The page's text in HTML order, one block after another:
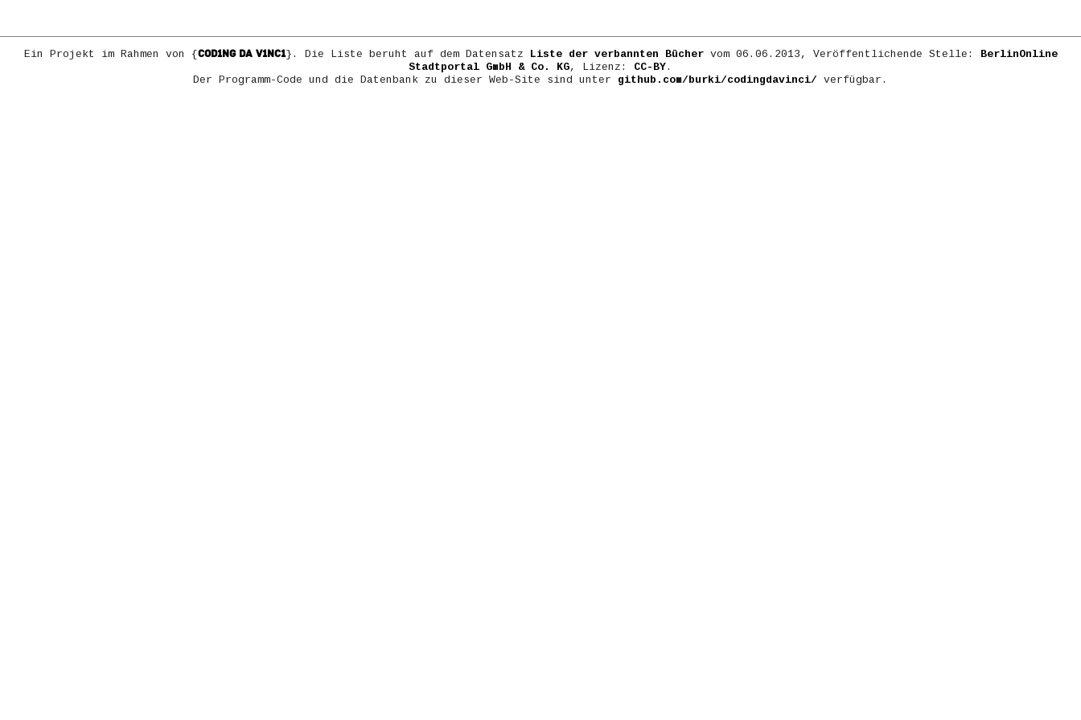
Ein Projekt im Rahmen von {COD1NG DA V1NC1}. Die Liste beruht auf dem Datensatz Liste der verbannten Büchervom 06.06.2013, Veröffentlichende Stelle: BerlinOnline
Stadtportal GmbH & Co. KG, Lizenz: CC-BY.
Der Programm-Code und die Datenbank zu dieser Web-Site sind unter github.com/burki/codingdavinci/ verfügbar.